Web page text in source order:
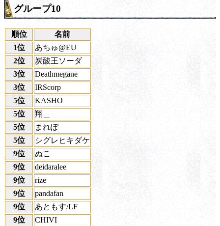
グループ10
順位
名前
1位
あちゅ@EU
2位
炭酸王ソーダ
3位
Deathmegane
3位
IRScorp
5位
KASHO
5位
翔＿
5位
まれぽ
5位
シグレヒキダケ
9位
ぬこ
9位
deidaralee
9位
rize
9位
pandafan
9位
あともす/LF
9位
CHIVI